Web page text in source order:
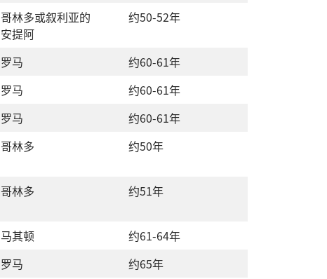
哥林多或叙利亚的
安提阿
约50-52年
罗马 约60-61年
罗马 约60-61年
罗马 约60-61年
哥林多 约50年
哥林多 约51年
马其顿 约61-64年
罗马 约65年